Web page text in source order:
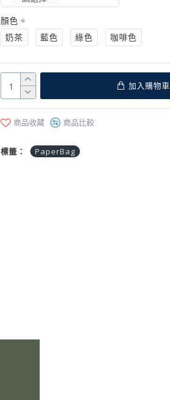
顏色
奶茶
藍色 綠色 咖啡色
加入購物車
商品收藏 商品比較
標籤： PaperBag